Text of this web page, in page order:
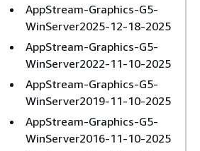
AppStream-Graphics-G5-
WinServer2025-12-18-2025
AppStream-Graphics-G5-
WinServer2022-11-10-2025
AppStream-Graphics-G5-
WinServer2019-11-10-2025
AppStream-Graphics-G5-
WinServer2016-11-10-2025